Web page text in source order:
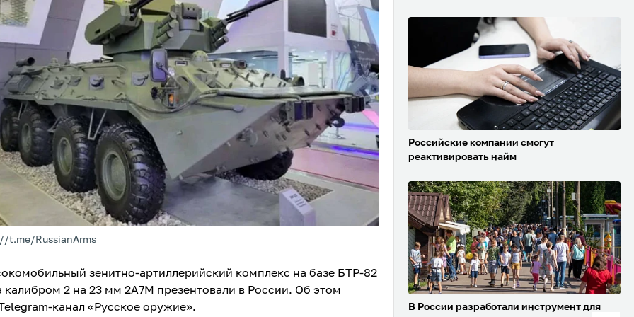
t.me/RussianArms
зенитно-артиллерийский комплекс на базе БТР-82
калибром 2 на 23 мм 2А7М презентовали в России. Об этом
канал «Русское оружие».
Российские компании смогут
реактивировать найм
В России разработали инструмент для